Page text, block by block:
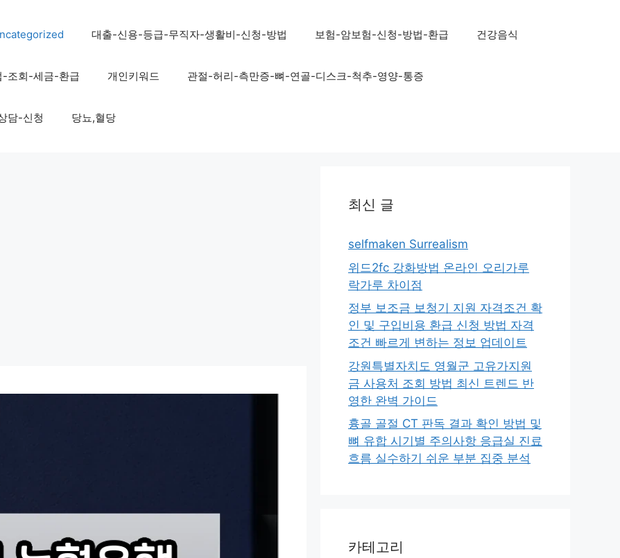
대출-신용-등급-무직자-생활비-신청-방법 보험-암보험-신청-방법-환급 건강음식
조회-세금-환급 개인키워드 관절-허리-측만증-뼈-연골-디스크-척추-영양-통증
담-신청 당뇨,혈당
최신 글
selfmaken Surrealism
위드2fc 강화방법 온라인 오리가루
락가루 차이점
정부 보조금 보청기 지원 자격조건 확
인 및 구입비용 환급 신청 방법 자격
조건 빠르게 변하는 정보 업데이트
강원특별자치도 영월군 고유가지원
금 사용처 조회 방법 최신 트렌드 반
영한 완벽 가이드
흉골 골절 CT 판독 결과 확인 방법 및
뼈 유합 시기별 주의사항 응급실 진료
흐름 실수하기 쉬운 부분 집중 분석
카테고리